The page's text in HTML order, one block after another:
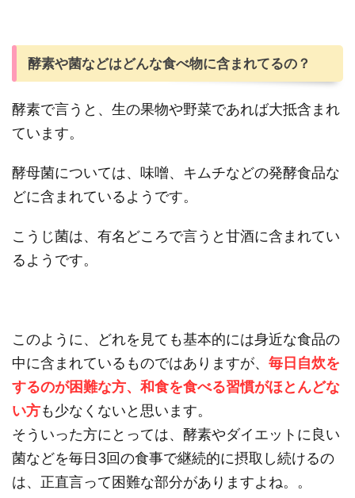
酵素や菌などはどんな食べ物に含まれてるの？
酵素で言うと、生の果物や野菜であれば大抵含まれ
ています。
酵母菌については、味噌、キムチなどの発酵食品な
どに含まれているようです。
こうじ菌は、有名どころで言うと甘酒に含まれてい
るようです。
このように、どれを見ても基本的には身近な食品の
中に含まれているものではありますが、 毎日自炊を
するのが困難な方、和食を食べる習慣がほとんどな
い方も少なくないと思います。
そういった方にとっては、酵素やダイエットに良い
菌などを毎日3回の食事で継続的に摂取し続けるの
は、正直言って困難な部分がありますよね。。